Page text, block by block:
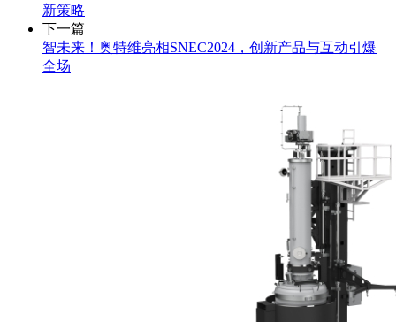
新策略
下一篇
智未来！奥特维亮相SNEC2024，创新产品与互动引爆
全场